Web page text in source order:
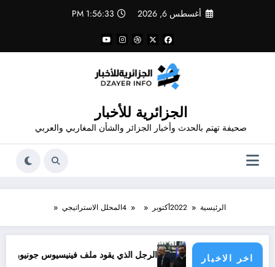
أغسطس 6, 2026 1:56:34 PM
الجزائرية للأخبار
صحيفة تهتم بالحدث وأخبار الجزائر والشأن المغاربي والعربي
الرئيسية 2022أكتوبر 4المحلل الاستراتيجي
اخر الاخبار
الدول الأطراف الرجل الذي يقود ملف فينيسيوس جونيور